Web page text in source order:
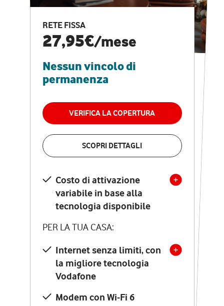
RETE FISSA
27,95€/mese
Nessun vincolo di
permanenza
VERIFICA LA COPERTURA
SCOPRI DETTAGLI
Costo di attivazione
variabile in base alla
tecnologia disponibile
PER LA TUA CASA:
Internet senza limiti, con
la migliore tecnologia
Vodafone
Modem con Wi-Fi 6
CASA PRO
Internet veloce e
vantaggi speciali
RETE FISSA + VODAFONE CLUB
29,95€
permanenza
VERIFICA LA COPERTURA
Costo di attivazione
variabile in base alla
tecnologia disponibile
PER LA TUA CASA:
Internet senza limiti, con
la migliore tecnologia
Vodafone
Modem Seven con Wi-Fi 7
Chiamate illimitate verso
numeri fissi e mobili